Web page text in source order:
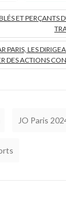
ET PERÇANTS
PARIS, LES
DES ACTIONS
JO Paris